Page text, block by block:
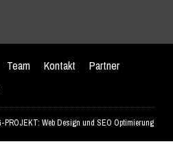
Team Kontakt
Partner
PROJEKT: Web Design und SEO Optimierung